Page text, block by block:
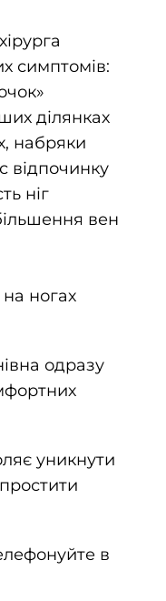
симптомів:
ділянках
набряки
відпочинку
ніг
вен
ногах
одразу
уникнути
в